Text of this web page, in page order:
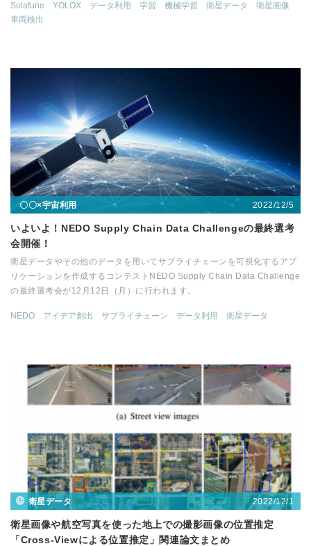
Solafune YOLOX データ利用 学習 機械学習 衛星データ
衛星画像
車両検出
〇〇×宇宙利用 2022/12/5
いよいよ！NEDO Supply Chain Data Challengeの最終選考
会開催！
衛星データやその他のデータを用いてサプライチェーンを可視化するアプ
リケーションを作成するコンテストNEDO Supply Chain Data Challenge
の最終選考会が12月12日（月）に行われます。
NEDO アイデア創出 サプライチェーン データ利用 衛星データ
衛星データ 2022/12/1
衛星画像や航空写真を使った地上での撮影画像の位置推定
「Cross-Viewによる位置推定」関連論文まとめ